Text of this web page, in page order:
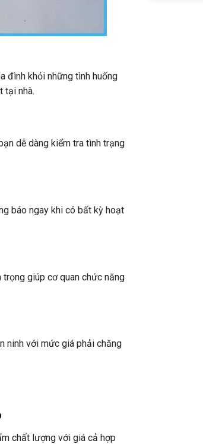
đình khỏi những tình huống
tại nhà.
dễ dàng kiểm tra tình trạng
báo ngay khi có bất kỳ hoạt
giúp cơ quan chức năng
ninh với mức giá phải chăng
chất lượng với giá cả hợp